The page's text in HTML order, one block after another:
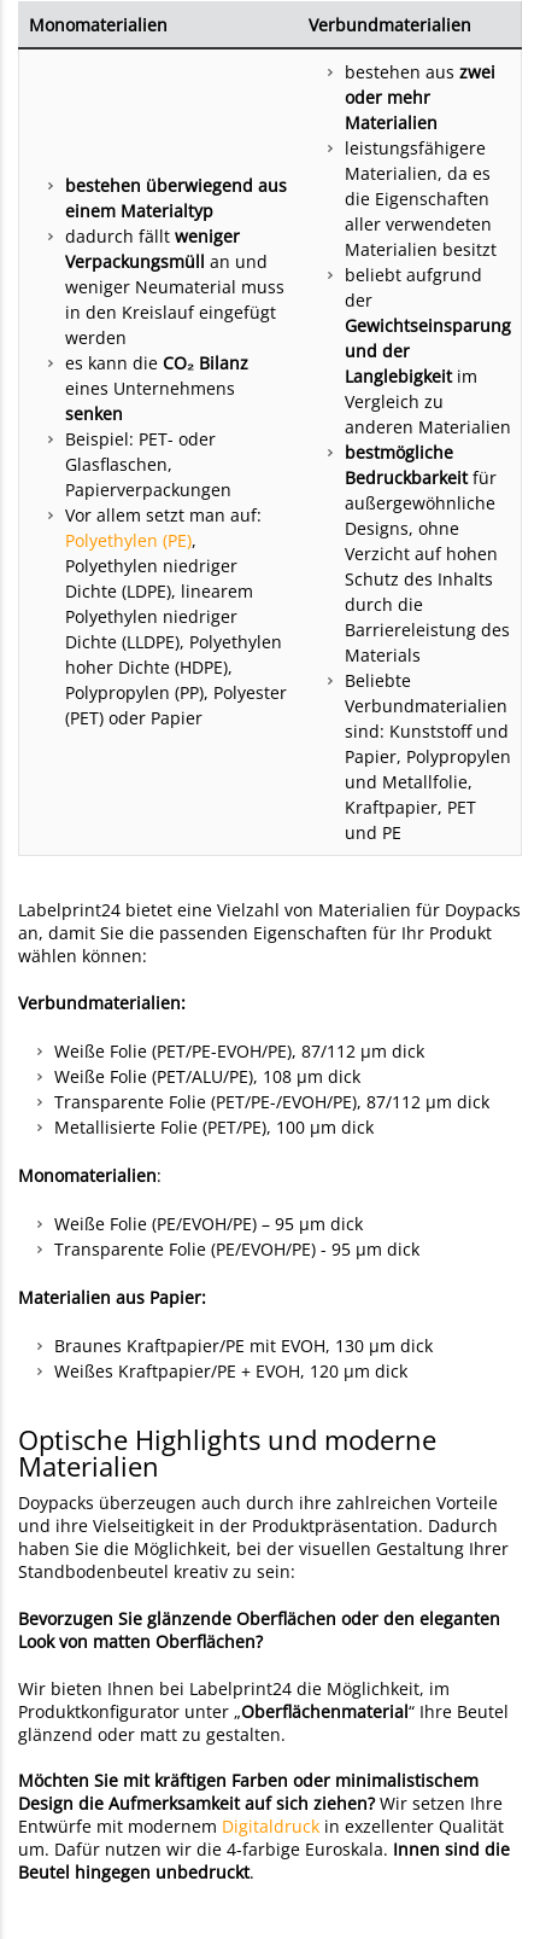
Monomaterialien Verbundmaterialien
bestehen überwiegend aus
einem Materialtyp
dadurch fällt weniger
Verpackungsmüll an und
weniger Neumaterial muss
in den Kreislauf eingefügt
werden
es kann die CO₂ Bilanz
eines Unternehmens
senken
Beispiel: PET- oder
Glasflaschen,
Papierverpackungen
Vor allem setzt man auf:
Polyethylen (PE),
Polyethylen niedriger
Dichte (LDPE), linearem
Polyethylen niedriger
Dichte (LLDPE), Polyethylen
hoher Dichte (HDPE),
Polypropylen (PP), Polyester
(PET) oder Papier
bestehen aus zwei
oder mehr
Materialien
leistungsfähigere
Materialien, da es
die Eigenschaften
aller verwendeten
Materialien besitzt
beliebt aufgrund
der
Gewichtseinsparung
und der
Langlebigkeitim
Vergleich zu
anderen Materialien
bestmögliche
Bedruckbarkeitfür
außergewöhnliche
Designs, ohne
Verzicht auf hohen
Schutz des Inhalts
durch die
Barriereleistung des
Materials
Beliebte
Verbundmaterialien
sind: Kunststoff und
Papier, Polypropylen
und Metallfolie,
Kraftpapier, PET
und PE
Labelprint24 bietet eine Vielzahl von Materialien für Doypacks
an, damit Sie die passenden Eigenschaften für Ihr Produkt
wählen können:
Verbundmaterialien:
Weiße Folie (PET/PE-EVOH/PE), 87/112 µm dick
Weiße Folie (PET/ALU/PE), 108 µm dick
Transparente Folie (PET/PE-/EVOH/PE), 87/112 µm dick
Metallisierte Folie (PET/PE), 100 µm dick
Monomaterialien:
Weiße Folie (PE/EVOH/PE) – 95 µm dick
Transparente Folie (PE/EVOH/PE) - 95 µm dick
Materialien aus Papier:
Braunes Kraftpapier/PE mit EVOH, 130 µm dick
Weißes Kraftpapier/PE + EVOH, 120 µm dick
Optische Highlights und moderne
Materialien
Doypacks überzeugen auch durch ihre zahlreichen Vorteile
und ihre Vielseitigkeit in der Produktpräsentation. Dadurch
haben Sie die Möglichkeit, bei der visuellen Gestaltung Ihrer
Standbodenbeutel kreativ zu sein:
Bevorzugen Sie glänzende Oberflächen oder den eleganten
Look von matten Oberflächen?
Wir bieten Ihnen bei Labelprint24 die Möglichkeit, im
Produktkonfigurator unter „Oberflächenmaterial“ Ihre Beutel
glänzend oder matt zu gestalten.
Möchten Sie mit kräftigen Farben oder minimalistischem
Design die Aufmerksamkeit auf sich ziehen?Wir setzen Ihre
Entwürfe mit modernem Digitaldruck in exzellenter Qualität
um. Dafür nutzen wir die 4-farbige Euroskala. Innen sind die
Beutel hingegen unbedruckt.